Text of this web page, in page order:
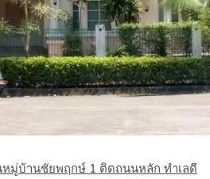
หมู่บ้านชัยพฤกษ์ 1 ติดถนนหลัก ทำเลดี